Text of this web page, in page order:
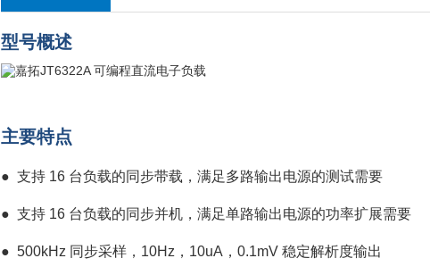
型号概述
主要特点
● 支持 16 台负载的同步带载，满足多路输出电源的测试需要
● 支持 16 台负载的同步并机，满足单路输出电源的功率扩展需要
● 500kHz 同步采样，10Hz，10uA，0.1mV 稳定解析度输出